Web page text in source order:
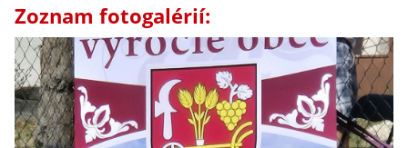
Zoznam fotogalérií: